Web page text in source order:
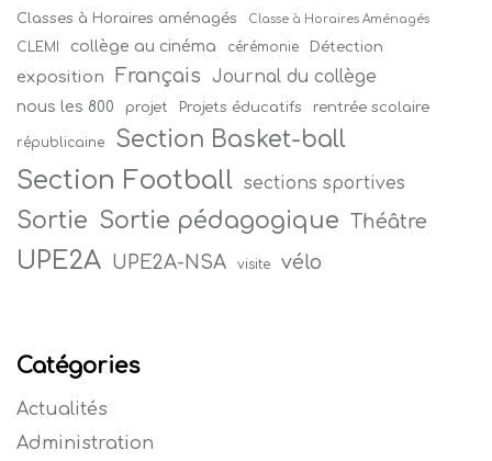
Classes à Horaires aménagés Classe à Horaires Aménagés
CLEMI collège au cinéma cérémonie Détection
exposition Français Journal du collège
nous les 800 projet Projets éducatifs rentrée scolaire
républicaine Section Basket-ball
Section Football sections sportives
Sortie Sortie pédagogique Théâtre
UPE2A UPE2A-NSA visite vélo
Catégories
Actualités
Administration